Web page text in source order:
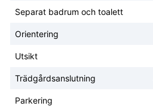
Separat badrum och toalett
Orientering
Utsikt
Trädgårdsanslutning
Parkering